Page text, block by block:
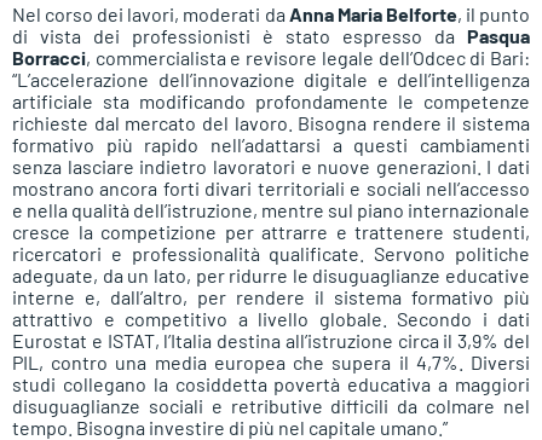
Nel corso dei lavori, moderati da Anna Maria Belforte, il punto
di vista dei professionisti è stato espresso da Pasqua
Borracci, commercialista e revisore legale dell’Odcec di Bari:
“L’accelerazione dell’innovazione digitale e dell’intelligenza
artificiale sta modificando profondamente le competenze
richieste dal mercato del lavoro. Bisogna rendere il sistema
formativo più rapido nell’adattarsi a questi cambiamenti
senza lasciare indietro lavoratori e nuove generazioni. I dati
mostrano ancora forti divari territoriali e sociali nell’accesso
e nella qualità dell’istruzione, mentre sul piano internazionale
cresce la competizione per attrarre e trattenere studenti,
ricercatori e professionalità qualificate. Servono politiche
adeguate, da un lato, per ridurre le disuguaglianze educative
interne e, dall’altro, per rendere il sistema formativo più
attrattivo e competitivo a livello globale. Secondo i dati
Eurostat e ISTAT, l’Italia destina all’istruzione circa il 3,9% del
PIL, contro una media europea che supera il 4,7%. Diversi
studi collegano la cosiddetta povertà educativa a maggiori
disuguaglianze sociali e retributive difficili da colmare nel
tempo. Bisogna investire di più nel capitale umano.”